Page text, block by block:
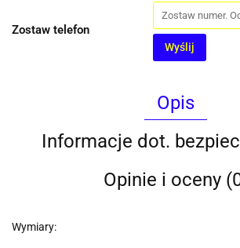
Zostaw telefon
Wyślij
Opis
Informacje dot.
Opinie i oceny
Wymiary: